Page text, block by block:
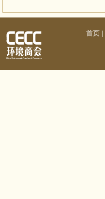
首页